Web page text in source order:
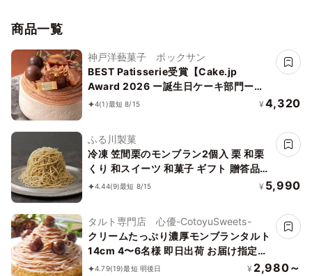
商品一覧
神戸洋藝菓子 ボックサン
BEST Patisserie受賞【Cake.jp
Award 2026 ー誕生日ケーキ部門ー】
【神戸洋藝菓子ボックサン】モンブラン
4(1)最短 8/15 ¥ 4,320
ふる川製菓
冷凍 笠間栗のモンブラン2個入 栗 和栗
くり 和スイーツ 和菓子 ギフト 贈答品
お取り寄せ お土産 茨城
4.44(9)最短 8/15 ¥ 5,990
タルト専門店 心優-CotoyuSweets-
クリームたっぷり濃厚モンブランタルト
14cm 4〜6名様 即日出荷 お届け指定可
早割 お取り寄せ 誕生日ケーキ お中元
4.79(19)最短 明後日 ¥ 2,980～